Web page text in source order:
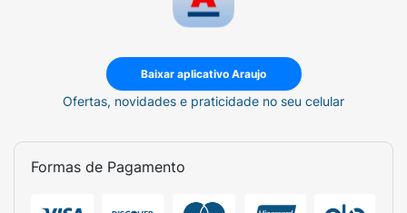
Baixar aplicativo Araujo
Ofertas, novidades e praticidade no seu celular
Formas de Pagamento